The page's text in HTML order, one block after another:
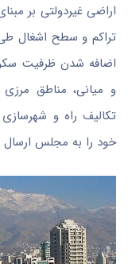
اراضی غیردولتی بر
تراکم و سطح اشغال
اضافه شدن ظرفیت
تکالیف راه و
خود را به مجلس ارسال